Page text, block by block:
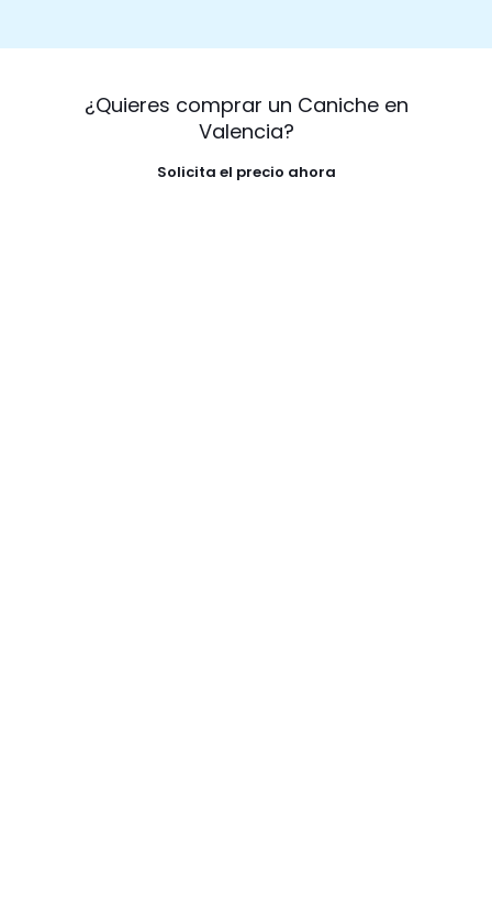
¿Quieres comprar un Caniche en
Valencia?
Solicita el precio ahora